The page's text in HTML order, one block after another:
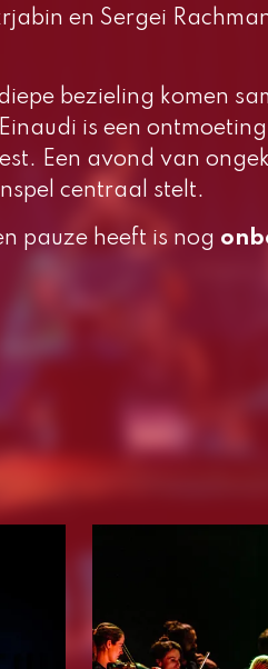
en Sergei
bezieling komen
Einaudi is een
Een avond van
centraal stelt.
pauze heeft is nog